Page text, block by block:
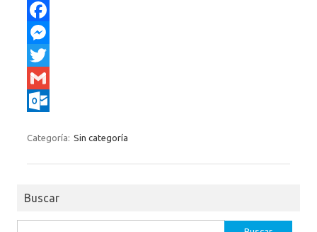
F
a
c
e
k
M
e
g
T
w
e
G
ll
Categoría: Sin categoría
Buscar